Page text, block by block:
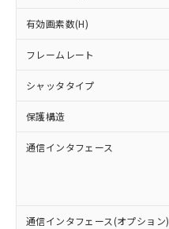
有効画素数(H)
フレームレート
シャッタタイプ
保護構造
通信インタフェース
通信インタフェース(オプション)